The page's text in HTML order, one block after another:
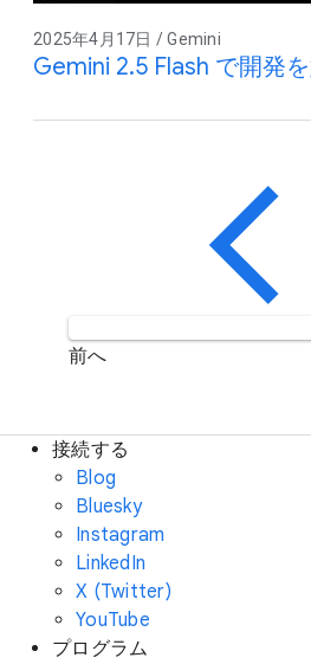
2025年4月17日 / Gemini
Gemini 2.5 Flash で開発
前へ
接続する
Blog
Bluesky
Instagram
LinkedIn
X (Twitter)
YouTube
プログラム